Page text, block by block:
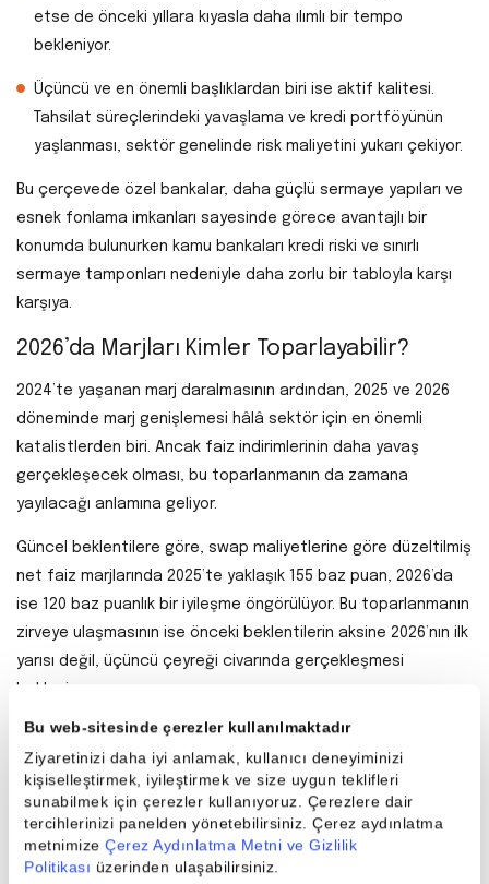
Bu web-sitesinde çerezler kullanılmaktadır
Ziyaretinizi daha iyi anlamak, kullanıcı deneyiminizi
kişiselleştirmek, iyileştirmek ve size uygun teklifleri
sunabilmek için çerezler kullanıyoruz. Çerezlere dair
tercihlerinizi panelden yönetebilirsiniz. Çerez aydınlatma
metnimize Çerez Aydınlatma Metni ve Gizlilik
Politikası üzerinden ulaşabilirsiniz.
etse de önceki yıllara kıyasla daha ılımlı bir tempo
bekleniyor.
Üçüncü ve en önemli başlıklardan biri ise aktif kalitesi.
Tahsilat süreçlerindeki yavaşlama ve kredi portföyünün
yaşlanması, sektör genelinde risk maliyetini yukarı çekiyor.
Bu çerçevede özel bankalar, daha güçlü sermaye yapıları ve
esnek fonlama imkanları sayesinde görece avantajlı bir
konumda bulunurken kamu bankaları kredi riski ve sınırlı
sermaye tamponları nedeniyle daha zorlu bir tabloyla karşı
karşıya.
2026’da Marjları Kimler Toparlayabilir?
2024’te yaşanan marj daralmasının ardından, 2025 ve 2026
döneminde marj genişlemesi hâlâ sektör için en önemli
katalistlerden biri. Ancak faiz indirimlerinin daha yavaş
gerçekleşecek olması, bu toparlanmanın da zamana
yayılacağı anlamına geliyor.
Güncel beklentilere göre, swap maliyetlerine göre düzeltilmiş
net faiz marjlarında 2025’te yaklaşık 155 baz puan, 2026’da
ise 120 baz puanlık bir iyileşme öngörülüyor. Bu toparlanmanın
zirveye ulaşmasının ise önceki beklentilerin aksine 2026’nın ilk
yarısı değil, üçüncü çeyreği civarında gerçekleşmesi
bekleniyor.
Bu noktada fonlama yapısı belirleyici hale geliyor. TL para
piyasası fonlamasını daha yüksek oranda kullanan bankalar,
mevduat faizlerinin daha geç yeniden fiyatlanması
sayesinde marj toparlanmasını rakiplerine göre daha erken
hissedebiliyor. Bu fark, 2026 performans ayrışmasının ana
nedenlerinden biri olabilir.